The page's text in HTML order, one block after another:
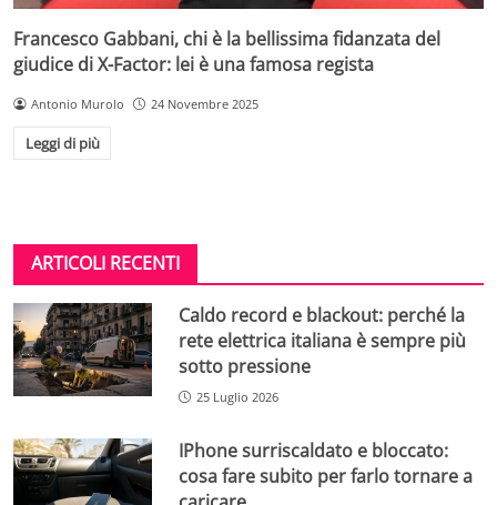
Francesco Gabbani, chi è la bellissima fidanzata del
giudice di X-Factor: lei è una famosa regista
Antonio Murolo 24 Novembre 2025
Leggi di più
ARTICOLI RECENTI
Caldo record e blackout: perché la
rete elettrica italiana è sempre più
sotto pressione
25 Luglio 2026
IPhone surriscaldato e bloccato:
cosa fare subito per farlo tornare a